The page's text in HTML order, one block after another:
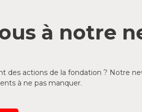
à notre
des actions de la fondation ? Notre
à ne pas manquer.